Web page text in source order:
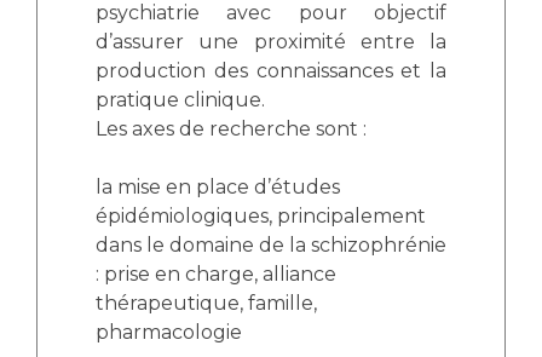
psychiatrie avec pour objectif
d’assurer une proximité entre la
production des connaissances et la
pratique clinique.
Les axes de recherche sont :
la mise en place d’études
épidémiologiques, principalement
dans le domaine de la schizophrénie
: prise en charge, alliance
thérapeutique, famille,
pharmacologie